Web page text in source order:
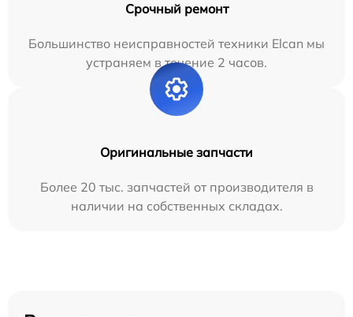
Срочный ремонт
Большинство неисправностей техники Elcan мы
устраняем в течение 2 часов.
Оригинальные запчасти
Более 20 тыс. запчастей от производителя в
наличии на собственных складах.